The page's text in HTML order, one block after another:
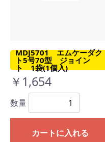
MDJ5701 エムケーダク
ト5号70型 ジョイン
ト 1袋(1個入)
￥1,654
数量
カートに入れる